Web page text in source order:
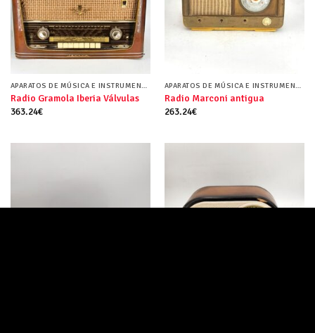
APARATOS DE MÚSICA E INSTRUMENTOS MUSICALES
Radio Gramola Iberia Válvulas
363.24€
APARATOS DE MÚSICA E INSTRUMENTOS MUSICALES
Radio Marconi antigua
263.24€